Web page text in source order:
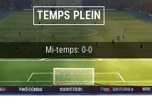
TEMPS PLEIN
Mi-temps: 0-0